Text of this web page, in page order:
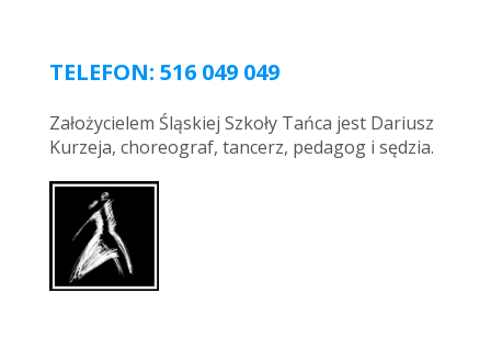
TELEFON: 516 049 049
Założycielem Śląskiej Szkoły Tańca jest Dariusz
Kurzeja, choreograf, tancerz, pedagog i sędzia.